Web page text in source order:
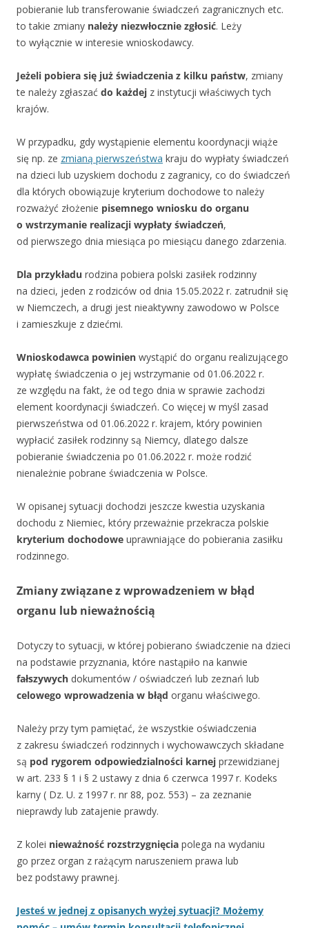
pobieranie lub transferowanie świadczeń zagranicznych etc.
to takie zmiany należy niezwłocznie zgłosić. Leży
to wyłącznie w interesie wnioskodawcy.
Jeżeli pobiera się już świadczenia z kilku państw, zmiany
te należy zgłaszać do każdej z instytucji właściwych tych
krajów.
W przypadku, gdy wystąpienie elementu koordynacji wiąże
się np. ze zmianą pierwszeństwa kraju do wypłaty świadczeń
na dzieci lub uzyskiem dochodu z zagranicy, co do świadczeń
dla których obowiązuje kryterium dochodowe to należy
rozważyć złożenie pisemnego wniosku do organu
o wstrzymanie realizacji wypłaty świadczeń,
od pierwszego dnia miesiąca po miesiącu danego zdarzenia.
Dla przykładu rodzina pobiera polski zasiłek rodzinny
na dzieci, jeden z rodziców od dnia 15.05.2022 r. zatrudnił się
w Niemczech, a drugi jest nieaktywny zawodowo w Polsce
i zamieszkuje z dziećmi.
Wnioskodawca powinien wystąpić do organu realizującego
wypłatę świadczenia o jej wstrzymanie od 01.06.2022 r.
ze względu na fakt, że od tego dnia w sprawie zachodzi
element koordynacji świadczeń. Co więcej w myśl zasad
pierwszeństwa od 01.06.2022 r. krajem, który powinien
wypłacić zasiłek rodzinny są Niemcy, dlatego dalsze
pobieranie świadczenia po 01.06.2022 r. może rodzić
nienależnie pobrane świadczenia w Polsce.
W opisanej sytuacji dochodzi jeszcze kwestia uzyskania
dochodu z Niemiec, który przeważnie przekracza polskie
kryterium dochodowe uprawniające do pobierania zasiłku
rodzinnego.
Zmiany związane z wprowadzeniem w błąd
organu lub nieważnością
Dotyczy to sytuacji, w której pobierano świadczenie na dzieci
na podstawie przyznania, które nastąpiło na kanwie
fałszywych dokumentów / oświadczeń lub zeznań lub
celowego wprowadzenia w błąd organu właściwego.
Należy przy tym pamiętać, że wszystkie oświadczenia
z zakresu świadczeń rodzinnych i wychowawczych składane
są pod rygorem odpowiedzialności karnej przewidzianej
w art. 233 § 1 i § 2 ustawy z dnia 6 czerwca 1997 r. Kodeks
karny ( Dz. U. z 1997 r. nr 88, poz. 553) – za zeznanie
nieprawdy lub zatajenie prawdy.
Z kolei nieważność rozstrzygnięcia polega na wydaniu
go przez organ z rażącym naruszeniem prawa lub
bez podstawy prawnej.
Jesteś w jednej z opisanych wyżej sytuacji? Możemy